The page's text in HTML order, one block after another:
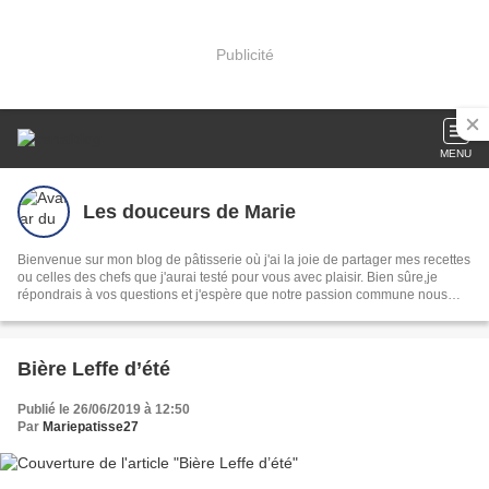
Publicité
MENU
Les douceurs de Marie
Bienvenue sur mon blog de pâtisserie où j'ai la joie de partager mes recettes
ou celles des chefs que j'aurai testé pour vous avec plaisir. Bien sûre,je
répondrais à vos questions et j'espère que notre passion commune nous
Bière Leffe d’été
Publié le 26/06/2019 à 12:50
Par Mariepatisse27